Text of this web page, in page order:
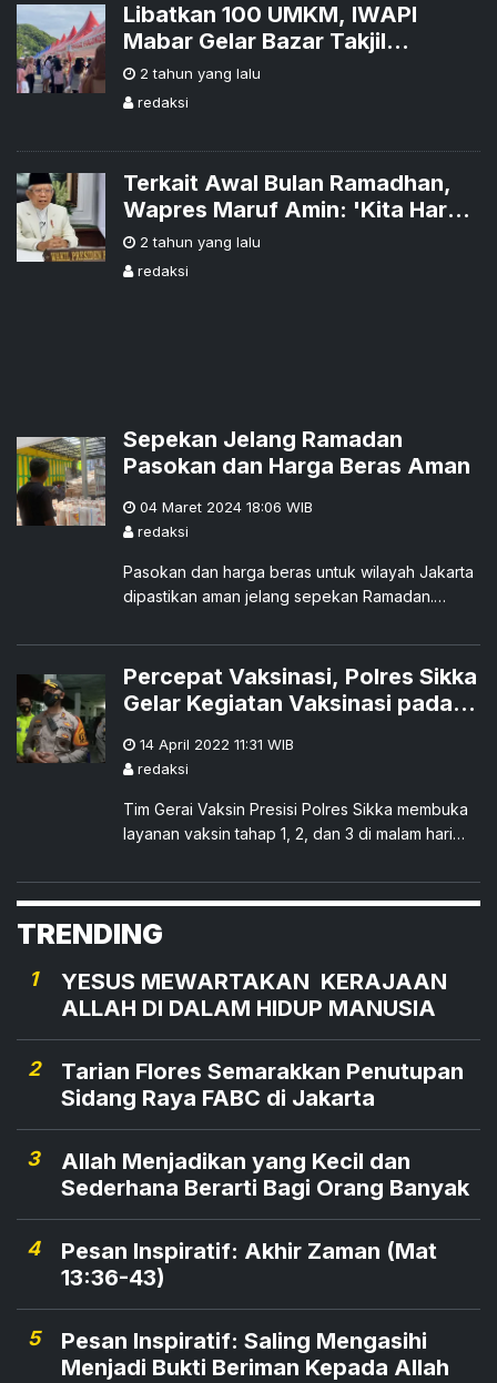
Libatkan 100 UMKM, IWAPI
Mabar Gelar Bazar Takjil
Ramadhan
2 tahun yang lalu
redaksi
Terkait Awal Bulan Ramadhan,
Wapres Maruf Amin: 'Kita Harus
Legowo untuk Bisa Berbeda'
2 tahun yang lalu
redaksi
Sepekan Jelang Ramadan
Pasokan dan Harga Beras Aman
04 Maret 2024 18:06 WIB
redaksi
Pasokan dan harga beras untuk wilayah Jakarta
dipastikan aman jelang sepekan Ramadan.
Utara.
Percepat Vaksinasi, Polres Sikka
Gelar Kegiatan Vaksinasi pada
Ramadhan
14 April 2022 11:31 WIB
redaksi
Tim Gerai Vaksin Presisi Polres Sikka membuka
layanan vaksin tahap 1, 2, dan 3 di malam hari
TRENDING
1
YESUS MEWARTAKAN KERAJAAN
ALLAH DI DALAM HIDUP MANUSIA
2
Tarian Flores Semarakkan Penutupan
Sidang Raya FABC di Jakarta
3
Allah Menjadikan yang Kecil dan
Sederhana Berarti Bagi Orang Banyak
4
Pesan Inspiratif: Akhir Zaman (Mat
13:36-43)
5
Pesan Inspiratif: Saling Mengasihi
Menjadi Bukti Beriman Kepada Allah